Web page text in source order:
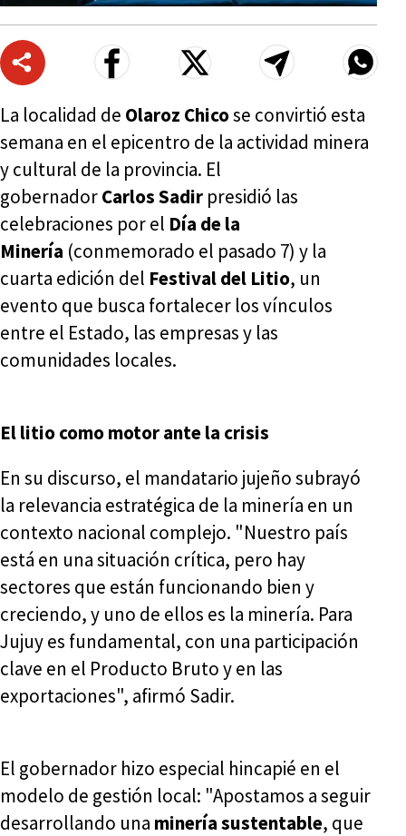
La localidad de Olaroz Chicose convirtió esta
semana en el epicentro de la actividad minera
y cultural de la provincia. El
gobernadorCarlos Sadir presidió las
celebraciones por el Día de la
Minería (conmemorado el pasado 7) y la
cuarta edición del Festival del Litio, un
evento que busca fortalecer los vínculos
entre el Estado, las empresas y las
comunidades locales.
El litio como motor ante la crisis
En su discurso, el mandatario jujeño subrayó
la relevancia estratégica de la minería en un
contexto nacional complejo. "Nuestro país
está en una situación crítica, pero hay
sectores que están funcionando bien y
creciendo, y uno de ellos es la minería. Para
Jujuy es fundamental, con una participación
clave en el Producto Bruto y en las
exportaciones", afirmó Sadir.
El gobernador hizo especial hincapié en el
modelo de gestión local: "Apostamos a seguir
desarrollando una minería sustentable, que